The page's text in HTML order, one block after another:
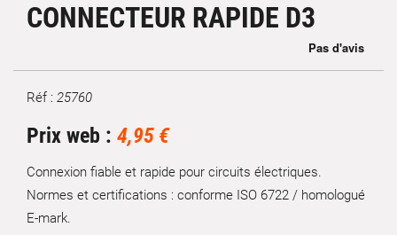
CONNECTEUR RAPIDE D3
Marque
Réf : 25760
Prix web : 4,95 €
Connexion fiable et rapide pour circuits électriques.
Normes et certifications : conforme ISO 6722 / homologué
E-mark.